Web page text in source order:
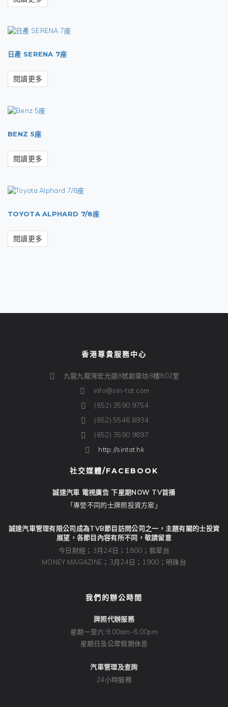
日產 SERENA 7座
閱讀更多
BENZ 5座
閱讀更多
TOYOTA ALPHARD 7/8座
閱讀更多
香港尊貴服務中心
九龍九龍灣宏光道8號創豪坊8樓802室
info@sin-tat.com
(852) 3590 9754
(852) 5546 8934
(852) 3590 9897
http://sintat.hk
社交媒體/FACEBOOK
誠達汽車 電視廣告 下星期NOW TV首播
「專營不同的士牌照投資方案」
誠達汽車管理有限公司成為TVB節目訪問公司之一，主題有關的士投資
展望，各節目內容有所不同，敬請留意
今日財經；3月24日；1800；翡翠台
MONEY MAGAZINE；3月24日；1900；明珠台
我們的辦公時間
牌照代辦服務
星期一至六:9:00am-6:00pm
星期日及公眾假期休息
汽車管理及查詢
24小時服務